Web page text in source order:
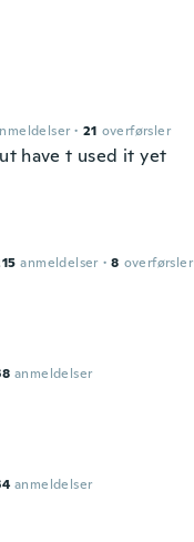
· 21 overførsler
have t used it yet
anmeldelser · 8 overførsler
anmeldelser
anmeldelser